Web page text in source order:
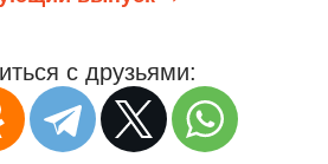
с друзьями: